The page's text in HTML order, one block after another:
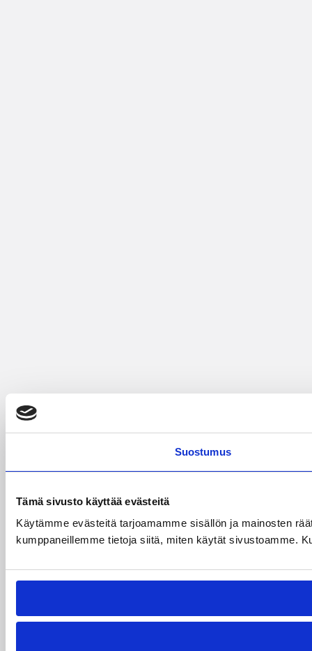
Suostumus
Tämä sivusto käyttää evästeitä
Käytämme evästeitä tarjoamamme sisällön ja mainosten
kumppaneillemme tietoja siitä, miten käytät sivustoamme.